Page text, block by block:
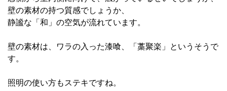
壁の素材の持つ質感でしょうか、
静謐な「和」の空気が流れています。
壁の素材は、ワラの入った漆喰、「藁聚楽」というそうで
す。
照明の使い方もステキですね。